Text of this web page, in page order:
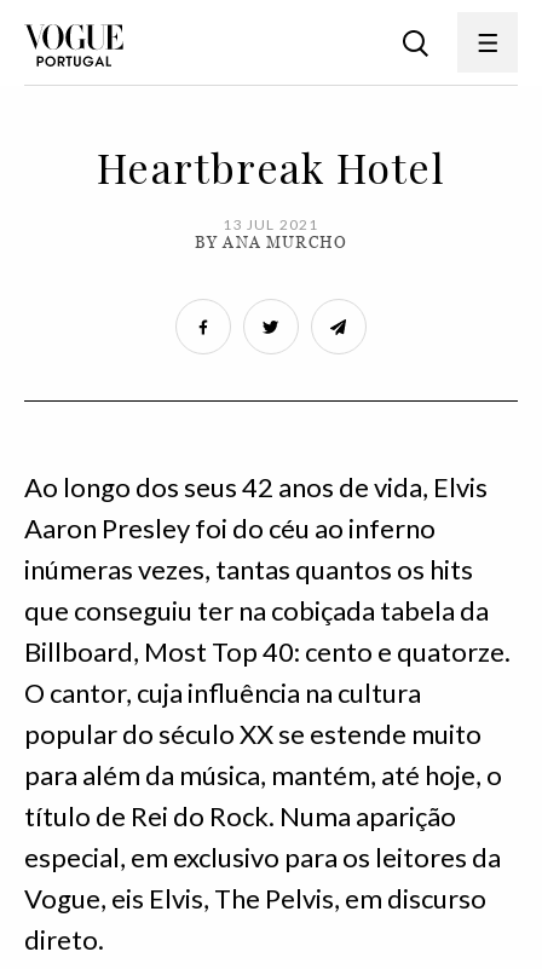
Heartbreak Hotel
13 JUL 2021
BY ANA MURCHO
Ao longo dos seus 42 anos de vida, Elvis
Aaron Presley foi do céu ao inferno
inúmeras vezes, tantas quantos os hits
que conseguiu ter na cobiçada tabela da
Billboard, Most Top 40: cento e quatorze.
O cantor, cuja influência na cultura
popular do século XX se estende muito
para além da música, mantém, até hoje, o
título de Rei do Rock. Numa aparição
especial, em exclusivo para os leitores da
Vogue, eis Elvis, The Pelvis, em discurso
direto.